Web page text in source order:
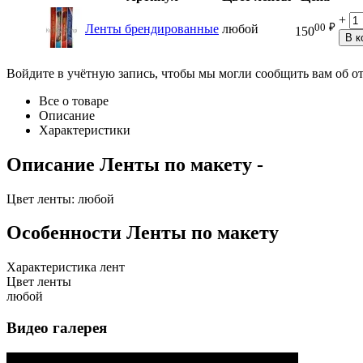
Ленты брендированные любой 15000 ₽
+
В
Войдите в учётную запись, чтобы мы могли сообщить вам об
Все о товаре
Описание
Характеристики
Описание Ленты по макету -
Цвет ленты: любой
Особенности Ленты по макету
Характеристика лент
Цвет ленты
любой
Видео галерея